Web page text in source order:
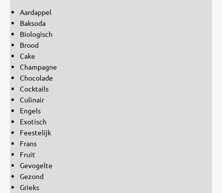
Aardappel
Baksoda
Biologisch
Brood
Cake
Champagne
Chocolade
Cocktails
Culinair
Engels
Exotisch
Feestelijk
Frans
Fruit
Gevogelte
Gezond
Grieks